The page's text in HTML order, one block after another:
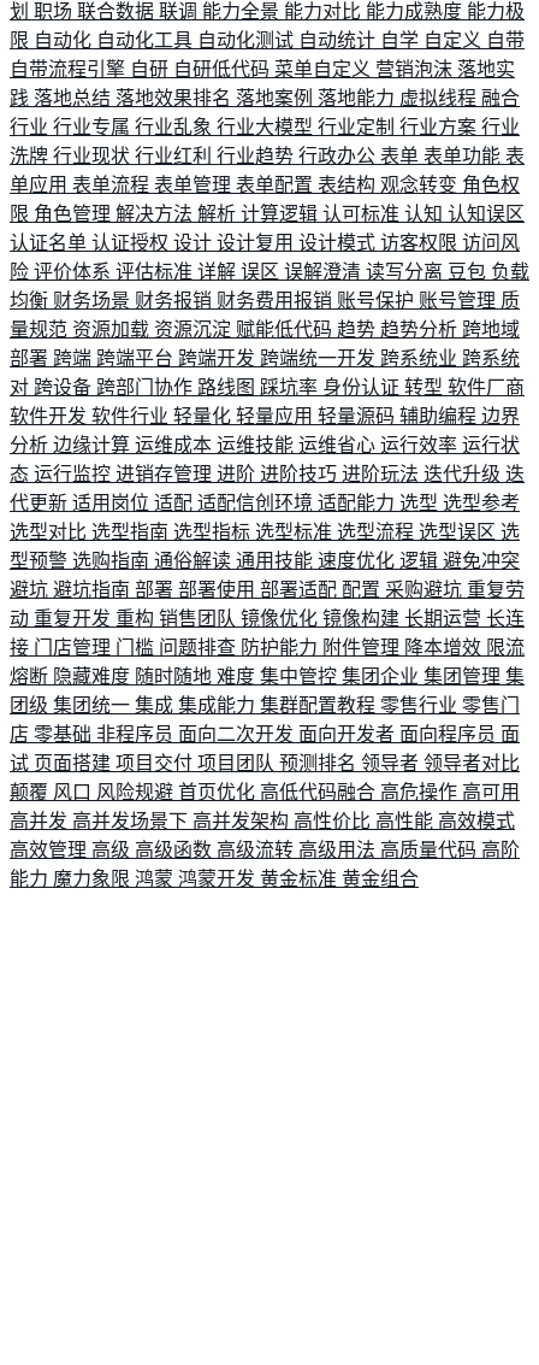
划 职场 联合数据 联调 能力全景 能力对比 能力成熟度 能力极
限 自动化 自动化工具 自动化测试 自动统计 自学 自定义 自带
自带流程引擎 自研 自研低代码 菜单自定义 营销泡沫 落地实
践 落地总结 落地效果排名 落地案例 落地能力 虚拟线程 融合
行业 行业专属 行业乱象 行业大模型 行业定制 行业方案 行业
洗牌 行业现状 行业红利 行业趋势 行政办公 表单 表单功能 表
单应用 表单流程 表单管理 表单配置 表结构 观念转变 角色权
限 角色管理 解决方法 解析 计算逻辑 认可标准 认知 认知误区
认证名单 认证授权 设计 设计复用 设计模式 访客权限 访问风
险 评价体系 评估标准 详解 误区 误解澄清 读写分离 豆包 负载
均衡 财务场景 财务报销 财务费用报销 账号保护 账号管理 质
量规范 资源加载 资源沉淀 赋能低代码 趋势 趋势分析 跨地域
部署 跨端 跨端平台 跨端开发 跨端统一开发 跨系统业 跨系统
对 跨设备 跨部门协作 路线图 踩坑率 身份认证 转型 软件厂商
软件开发 软件行业 轻量化 轻量应用 轻量源码 辅助编程 边界
分析 边缘计算 运维成本 运维技能 运维省心 运行效率 运行状
态 运行监控 进销存管理 进阶 进阶技巧 进阶玩法 迭代升级 迭
代更新 适用岗位 适配 适配信创环境 适配能力 选型 选型参考
选型对比 选型指南 选型指标 选型标准 选型流程 选型误区 选
型预警 选购指南 通俗解读 通用技能 速度优化 逻辑 避免冲突
避坑 避坑指南 部署 部署使用 部署适配 配置 采购避坑 重复劳
动 重复开发 重构 销售团队 镜像优化 镜像构建 长期运营 长连
接 门店管理 门槛 问题排查 防护能力 附件管理 降本增效 限流
熔断 隐藏难度 随时随地 难度 集中管控 集团企业 集团管理 集
团级 集团统一 集成 集成能力 集群配置教程 零售行业 零售门
店 零基础 非程序员 面向二次开发 面向开发者 面向程序员 面
试 页面搭建 项目交付 项目团队 预测排名 领导者 领导者对比
颠覆 风口 风险规避 首页优化 高低代码融合 高危操作 高可用
高并发 高并发场景下 高并发架构 高性价比 高性能 高效模式
高效管理 高级 高级函数 高级流转 高级用法 高质量代码 高阶
能力 魔力象限 鸿蒙 鸿蒙开发 黄金标准 黄金组合